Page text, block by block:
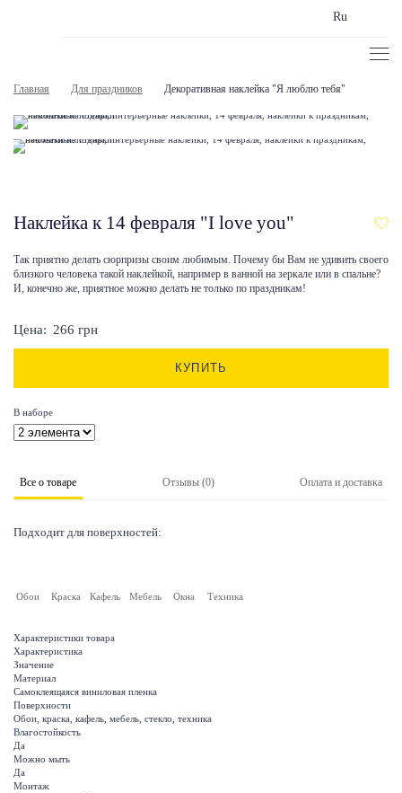
Ru
Главная Для праздников Декоративная наклейка "Я люблю тебя"
Наклейка к 14 февраля "I love you"
Так приятно делать сюрпризы своим любимым. Почему бы Вам не удивить своего
близкого человека такой наклейкой, например в ванной на зеркале или в спальне?
И, конечно же, приятное можно делать не только по праздникам!
Цена: 266 грн
КУПИТЬ
В наборе
Все о товаре Отзывы (0) Оплата и доставка
Подходит для поверхностей:
Обои Краска Кафель Мебель Окна Техника
Характеристики товара
Характеристика
Значение
Материал
Самоклеящаяся виниловая пленка
Поверхности
Обои, краска, кафель, мебель, стекло, техника
Влагостойкость
Да
Можно мыть
Да
Монтаж